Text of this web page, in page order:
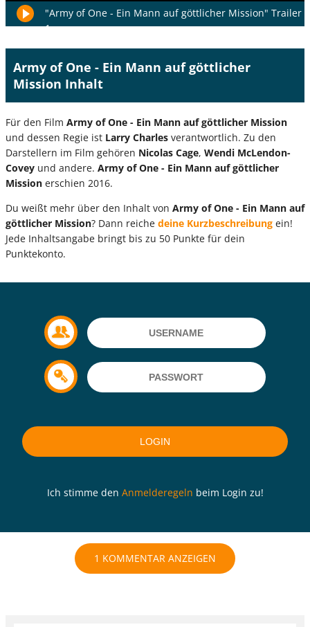
"Army of One - Ein Mann auf göttlicher Mission" Trailer
1
Army of One - Ein Mann auf göttlicher
Mission Inhalt
Für den Film Army of One - Ein Mann auf göttlicher Mission
und dessen Regie ist Larry Charles verantwortlich. Zu den
Darstellern im Film gehören Nicolas Cage, Wendi McLendon-
Covey und andere. Army of One - Ein Mann auf göttlicher
Mission erschien 2016.
Du weißt mehr über den Inhalt von Army of One - Ein Mann auf
göttlicher Mission? Dann reiche deine Kurzbeschreibung ein!
Jede Inhaltsangabe bringt bis zu 50 Punkte für dein
Punktekonto.
Ich stimme den Anmelderegeln beim Login zu!
1 KOMMENTAR ANZEIGEN